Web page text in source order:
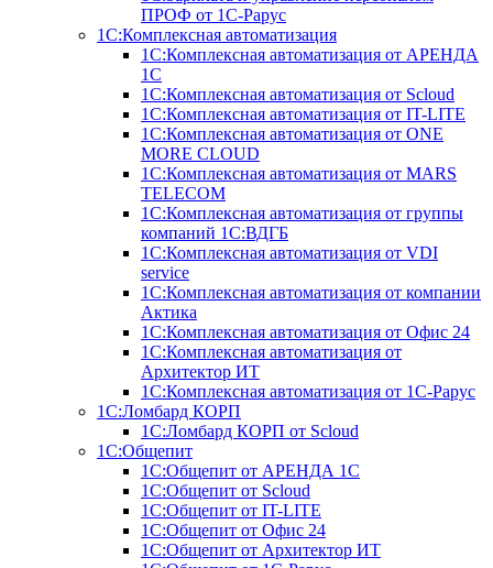
ПРОФ от 1С-Рарус
1С:Комплексная автоматизация
1С:Комплексная автоматизация от АРЕНДА
1С
1С:Комплексная автоматизация от Scloud
1С:Комплексная автоматизация от IT-LITE
1С:Комплексная автоматизация от ONE
MORE CLOUD
1С:Комплексная автоматизация от MARS
TELECOM
1С:Комплексная автоматизация от группы
компаний 1С:ВДГБ
1С:Комплексная автоматизация от VDI
service
1С:Комплексная автоматизация от компании
Актика
1С:Комплексная автоматизация от Офис 24
1С:Комплексная автоматизация от
Архитектор ИТ
1С:Комплексная автоматизация от 1С-Рарус
1С:Ломбард КОРП
1С:Ломбард КОРП от Scloud
1С:Общепит
1С:Общепит от АРЕНДА 1С
1С:Общепит от Scloud
1С:Общепит от IT-LITE
1С:Общепит от Офис 24
1С:Общепит от Архитектор ИТ